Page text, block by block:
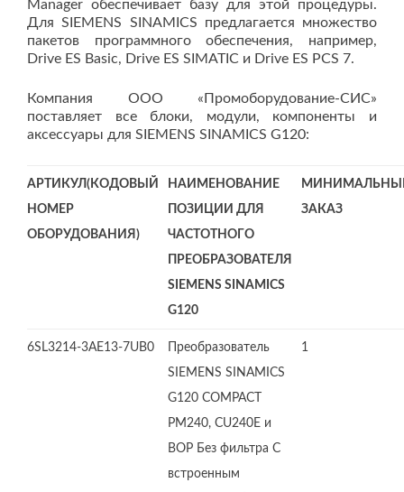
Manager обеспечивает базу для этой процедуры.
Для SIEMENS SINAMICS предлагается множество
пакетов программного обеспечения, например,
Drive ES Basic, Drive ES SIMATIC и Drive ES PCS 7.
Компания ООО «Промоборудование-СИС»
поставляет все блоки, модули, компоненты и
аксессуары для SIEMENS SINAMICS G120:
АРТИКУЛ(КОДОВЫЙ
НОМЕР
ОБОРУДОВАНИЯ)
НАИМЕНОВАНИЕ
ПОЗИЦИИ ДЛЯ
ЧАСТОТНОГО
ПРЕОБРАЗОВАТЕЛЯ
SIEMENS SINAMICS
G120
ЗАКАЗ
6SL3214-3AE13-7UB0
Преобразователь
SIEMENS SINAMICS
G120 COMPACT
PM240, CU240E и
BOP Без фильтра С
встроенным
1